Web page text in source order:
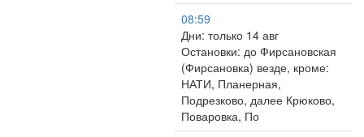
08:59
Дни: только 14 авг
Остановки: до Фирсановская
(Фирсановка) везде, кроме:
НАТИ, Планерная,
Подрезково, далее Крюково,
Поваровка, По